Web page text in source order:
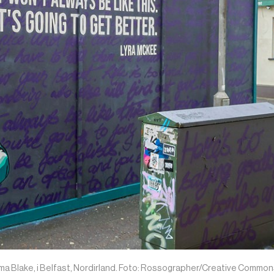
Blake, i Belfast, Nordirland. Foto: Rossographer/Creative